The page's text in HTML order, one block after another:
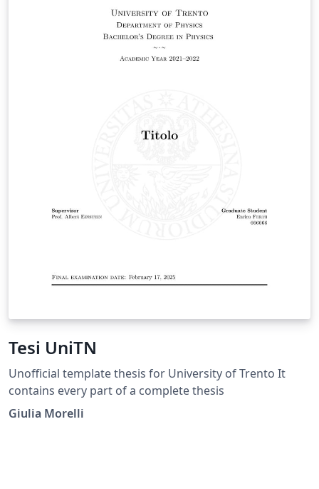
Tesi UniTN
Unofficial template thesis for University of Trento It
contains every part of a complete thesis
Giulia Morelli